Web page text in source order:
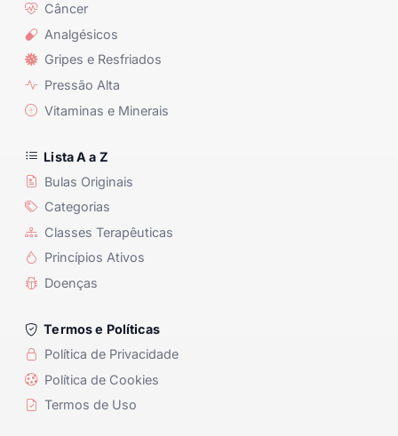
Câncer
Analgésicos
Gripes e Resfriados
Pressão Alta
Vitaminas e Minerais
Lista A a Z
Bulas Originais
Categorias
Classes Terapêuticas
Princípios Ativos
Doenças
Termos e Políticas
Política de Privacidade
Política de Cookies
Termos de Uso